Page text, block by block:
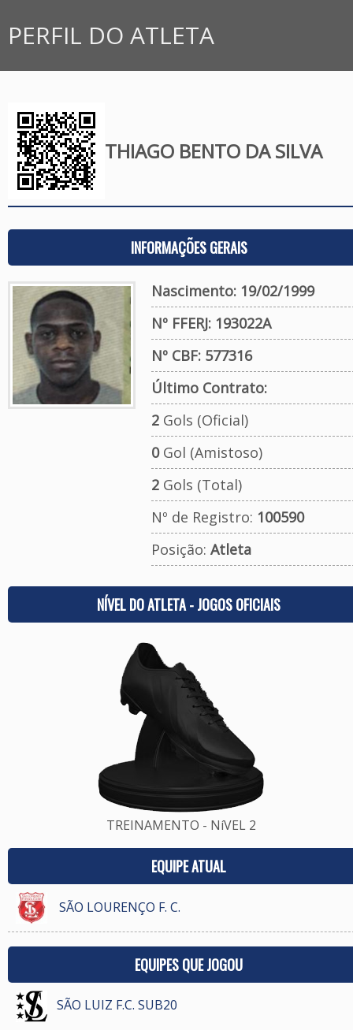
PERFIL DO ATLETA
THIAGO BENTO DA SILVA
INFORMAÇÕES GERAIS
Nascimento: 19/02/1999
Nº FFERJ: 193022A
Nº CBF: 577316
Último Contrato:
2Gols (Oficial)
0Gol (Amistoso)
2Gols (Total)
Nº de Registro: 100590
Posição: Atleta
NÍVEL DO ATLETA - JOGOS OFICIAIS
TREINAMENTO - NíVEL 2
EQUIPE ATUAL
SÃO LOURENÇO F. C.
EQUIPES QUE JOGOU
SÃO LUIZ F.C. SUB20